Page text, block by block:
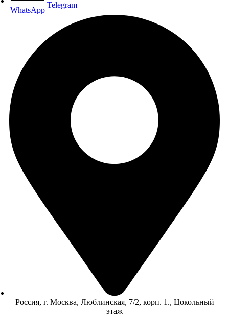
WhatsApp
Telegram
Россия, г. Москва, Люблинская, 7/2, корп. 1., Цокольный
этаж